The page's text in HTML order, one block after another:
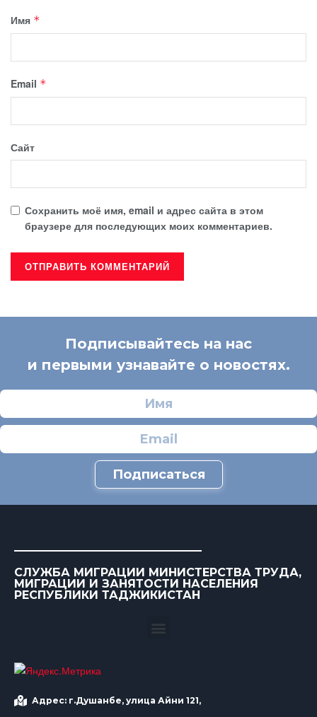
Имя *
Email *
Сайт
Сохранить моё имя, email и адрес сайта в этом
браузере для последующих моих комментариев.
Подписывайтесь на нас
и первыми узнавайте о новостях.
Подписаться
СЛУЖБА МИГРАЦИИ МИНИСТЕРСТВА ТРУДА,
МИГРАЦИИ И ЗАНЯТОСТИ НАСЕЛЕНИЯ
РЕСПУБЛИКИ ТАДЖИКИСТАН
Адрес: г.Душанбе, улица Айни 121,